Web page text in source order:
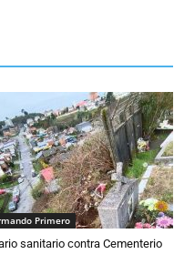
Primero
sanitario contra Cementerio